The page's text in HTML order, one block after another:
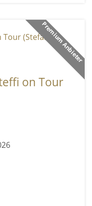
Premium Anbieter
on Tour